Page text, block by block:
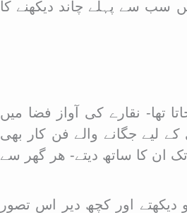
سب سے پہلے چاند دیکھنے کا
تھا- نقارے کی آواز فضا میں
لیے جگانے والے فن کار بھی
ان کا ساتھ دیتے- ھر گھر سے
دیکھتے اور کچھ دیر اس تصور